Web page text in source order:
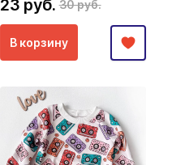
23 руб. 30 руб.
В корзину